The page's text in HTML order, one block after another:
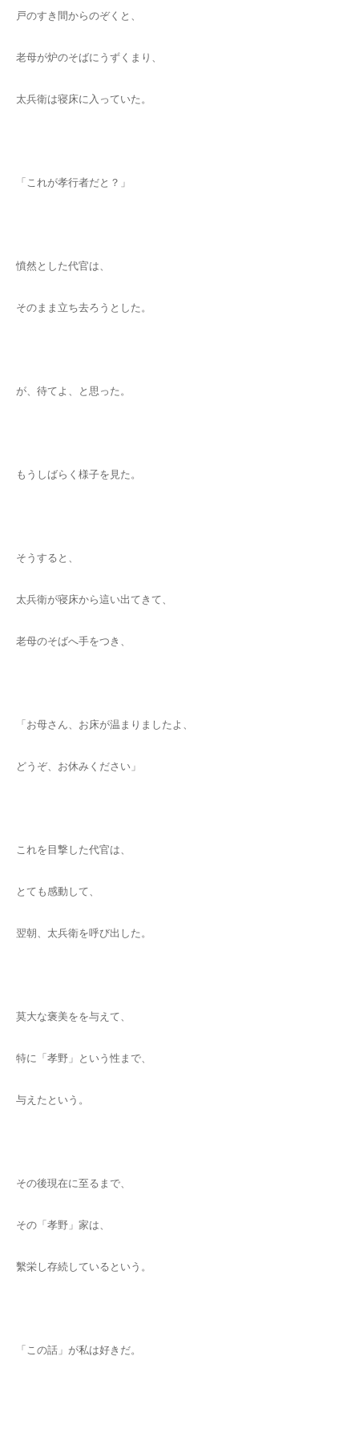
戸のすき間からのぞくと、
老母が炉のそばにうずくまり、
太兵衛は寝床に入っていた。
「これが孝行者だと？」
憤然とした代官は、
そのまま立ち去ろうとした。
が、待てよ、と思った。
もうしばらく様子を見た。
そうすると、
太兵衛が寝床から這い出てきて、
老母のそばへ手をつき、
「お母さん、お床が温まりましたよ、
どうぞ、お休みください」
これを目撃した代官は、
とても感動して、
翌朝、太兵衛を呼び出した。
莫大な褒美をを与えて、
特に「孝野」という性まで、
与えたという。
その後現在に至るまで、
その「孝野」家は、
繫栄し存続しているという。
「この話」が私は好きだ。